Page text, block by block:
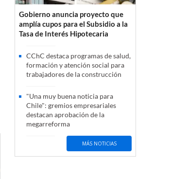
Gobierno anuncia proyecto que
amplía cupos para el Subsidio a la
Tasa de Interés Hipotecaria
CChC destaca programas de salud,
formación y atención social para
trabajadores de la construcción
"Una muy buena noticia para
Chile": gremios empresariales
destacan aprobación de la
megarreforma
MÁS NOTICIAS